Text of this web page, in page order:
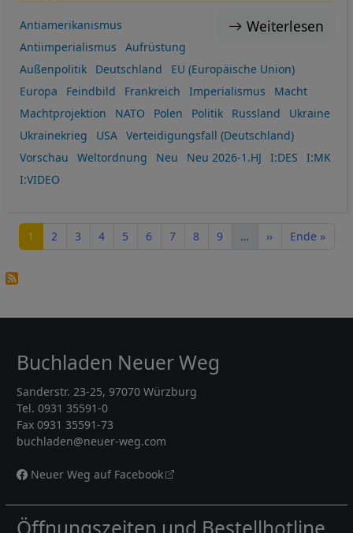
Weiterlesen
Antiamerikanismus
Antiimperialismus
Aufrüstung
Außenpolitik
Deutschland
EU (Europäische Union)
Europa
Feindbild Frankreich Imperialismus
Macht
Machtprojektion
NATO Polen Politik Russland
Ukraine
Ukrainekrieg
USA
Verteidigungsfall (Deutschland)
Vorschau
Weltordnung Neu Neu 2026-1.HJ I:DES
I:MK
I:VIDEO
Seite
1 Seite
2 Seite
3 Seite
4 Seite
5 Seite
6 Seite
7 Seite
8 Seite
9 … Nächste Seite
›› Letzte Seite
Ende »
Buchladen Neuer Weg
Sanderstr. 23-25, 97070 Würzburg
Tel. 0931 35591-0
Fax 0931 35591-73
buchladen@neuer-weg.com
Neuer Weg auf Facebook